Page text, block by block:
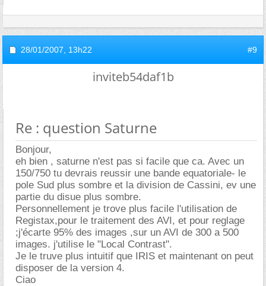
28/01/2007, 13h22 #9
inviteb54daf1b
Re : question Saturne
Bonjour,
eh bien , saturne n'est pas si facile que ca. Avec un
150/750 tu devrais reussir une bande equatoriale- le
pole Sud plus sombre et la division de Cassini, ev une
partie du disue plus sombre.
Personnellement je trove plus facile l'utilisation de
Registax,pour le traitement des AVI, et pour reglage
;j'écarte 95% des images ,sur un AVI de 300 a 500
images. j'utilise le "Local Contrast".
Je le truve plus intuitif que IRIS et maintenant on peut
disposer de la version 4.
Ciao